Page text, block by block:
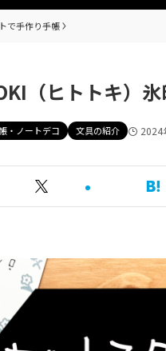
で手作り手帳
（ヒトトキ）
・ノートデコ 文具の紹介 2024